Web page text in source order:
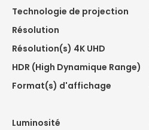
Technologie de projection
Résolution
Résolution(s) 4K UHD
HDR (High Dynamique Range)
Format(s) d'affichage
Luminosité